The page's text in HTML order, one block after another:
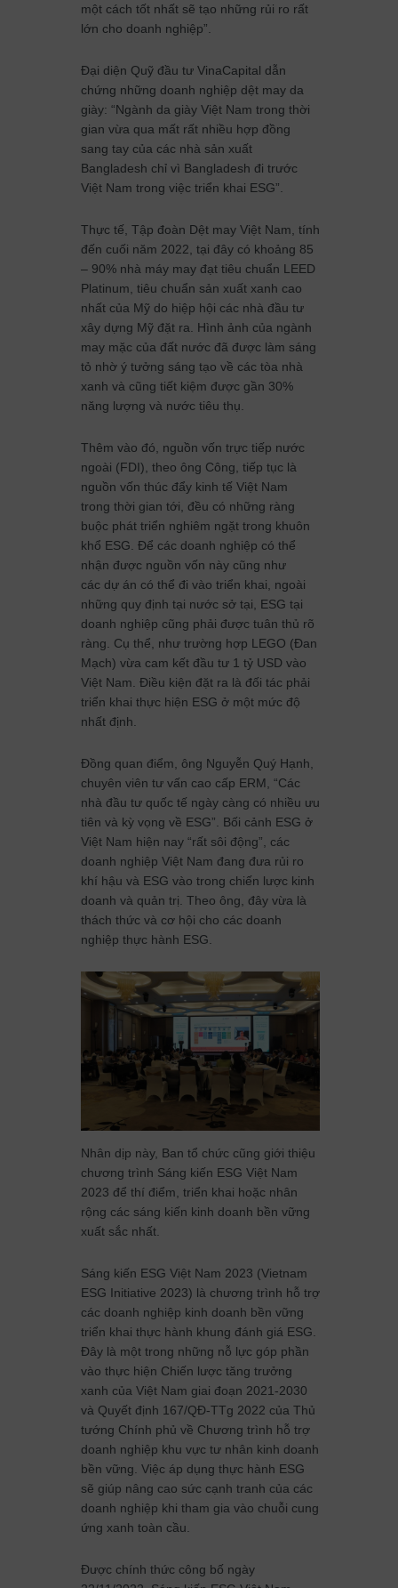
một cách tốt nhất sẽ tạo những rủi ro rất
lớn cho doanh nghiệp”.
Đại diện Quỹ đầu tư VinaCapital dẫn
chứng những doanh nghiệp dệt may da
giày: “Ngành da giày Việt Nam trong thời
gian vừa qua mất rất nhiều hợp đồng
sang tay của các nhà sản xuất
Bangladesh chỉ vì Bangladesh đi trước
Việt Nam trong việc triển khai ESG”.
Thực tế, Tập đoàn Dệt may Việt Nam, tính
đến cuối năm 2022, tại đây có khoảng 85
– 90% nhà máy may đạt tiêu chuẩn LEED
Platinum, tiêu chuẩn sản xuất xanh cao
nhất của Mỹ do hiệp hội các nhà đầu tư
xây dựng Mỹ đặt ra. Hình ảnh của ngành
may mặc của đất nước đã được làm sáng
tỏ nhờ ý tưởng sáng tạo về các tòa nhà
xanh và cũng tiết kiệm được gần 30%
năng lượng và nước tiêu thụ.
Thêm vào đó, nguồn vốn trực tiếp nước
ngoài (FDI), theo ông Công, tiếp tục là
nguồn vốn thúc đẩy kinh tế Việt Nam
trong thời gian tới, đều có những ràng
buộc phát triển nghiêm ngặt trong khuôn
khổ ESG. Để các doanh nghiệp có thể
nhận được nguồn vốn này cũng như
các dự án có thể đi vào triển khai, ngoài
những quy định tại nước sở tại, ESG tại
doanh nghiệp cũng phải được tuân thủ rõ
ràng. Cụ thể, như trường hợp LEGO (Đan
Mạch) vừa cam kết đầu tư 1 tỷ USD vào
Việt Nam. Điều kiện đặt ra là đối tác phải
triển khai thực hiện ESG ở một mức độ
nhất định.
Đồng quan điểm, ông Nguyễn Quý Hạnh,
chuyên viên tư vấn cao cấp ERM, “Các
nhà đầu tư quốc tế ngày càng có nhiều ưu
tiên và kỳ vọng về ESG”. Bối cảnh ESG ở
Việt Nam hiện nay “rất sôi động”, các
doanh nghiệp Việt Nam đang đưa rủi ro
khí hậu và ESG vào trong chiến lược kinh
doanh và quản trị. Theo ông, đây vừa là
thách thức và cơ hội cho các doanh
nghiệp thực hành ESG.
Nhân dịp này, Ban tổ chức cũng giới thiệu
chương trình Sáng kiến ESG Việt Nam
2023 để thí điểm, triển khai hoặc nhân
rộng các sáng kiến kinh doanh bền vững
xuất sắc nhất.
Sáng kiến ESG Việt Nam 2023 (Vietnam
ESG Initiative 2023) là chương trình hỗ trợ
các doanh nghiệp kinh doanh bền vững
triển khai thực hành khung đánh giá ESG.
Đây là một trong những nỗ lực góp phần
vào thực hiện Chiến lược tăng trưởng
xanh của Việt Nam giai đoạn 2021-2030
và Quyết định 167/QĐ-TTg 2022 của Thủ
tướng Chính phủ về Chương trình hỗ trợ
doanh nghiệp khu vực tư nhân kinh doanh
bền vững. Việc áp dụng thực hành ESG
sẽ giúp nâng cao sức cạnh tranh của các
doanh nghiệp khi tham gia vào chuỗi cung
ứng xanh toàn cầu.
Được chính thức công bố ngày